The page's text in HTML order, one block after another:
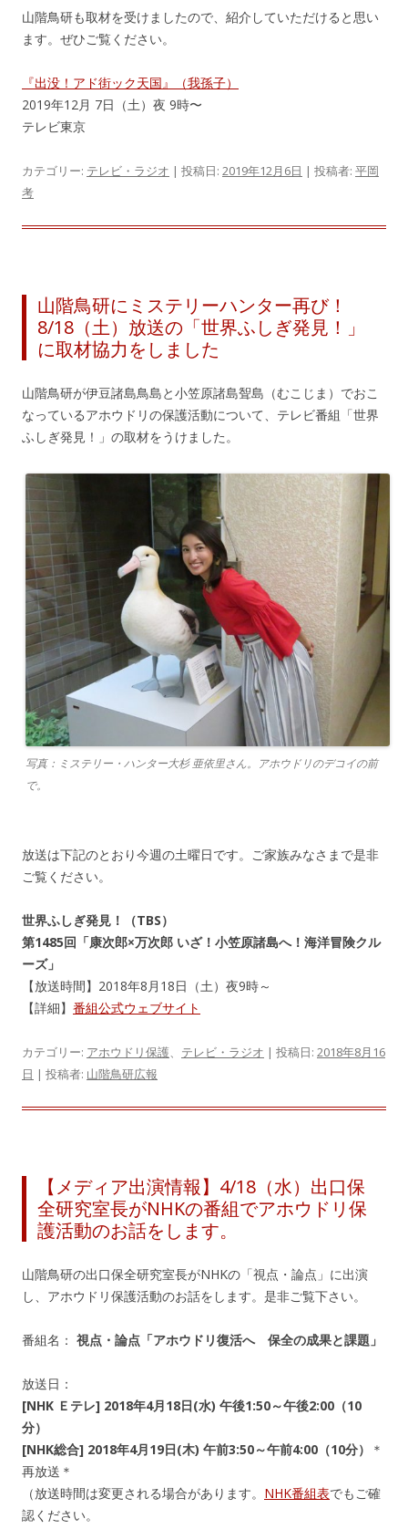
山階鳥研も取材を受けましたので、紹介していただけると思い
ます。ぜひご覧ください。
『出没！アド街ック天国』（我孫子）
2019年12月 7日（土）夜 9時〜
テレビ東京
カテゴリー: テレビ・ラジオ | 投稿日: 2019年12月6日 | 投稿者: 平岡
考
山階鳥研にミステリーハンター再び！
8/18（土）放送の「世界ふしぎ発見！」
に取材協力をしました
山階鳥研が伊豆諸島鳥島と小笠原諸島聟島（むこじま）でおこ
なっているアホウドリの保護活動について、テレビ番組「世界
ふしぎ発見！」の取材をうけました。
写真：ミステリー・ハンター大杉 亜依里さん。アホウドリのデコイの前
で。
放送は下記のとおり今週の土曜日です。ご家族みなさまで是非
ご覧ください。
世界ふしぎ発見！（TBS）
第1485回「康次郎×万次郎 いざ！小笠原諸島へ！海洋冒険クル
ーズ」
【放送時間】2018年8月18日（土）夜9時～
【詳細】 番組公式ウェブサイト
カテゴリー: アホウドリ保護、 テレビ・ラジオ | 投稿日: 2018年8月16
日 | 投稿者: 山階鳥研広報
【メディア出演情報】4/18（水）出口保
全研究室長がNHKの番組でアホウドリ保
護活動のお話をします。
山階鳥研の出口保全研究室長がNHKの「視点・論点」に出演
し、アホウドリ保護活動のお話をします。是非ご覧下さい。
番組名： 視点・論点「アホウドリ復活へ 保全の成果と課題」
放送日：
[NHK Ｅテレ] 2018年4月18日(水) 午後1:50～午後2:00（10
分）
[NHK総合] 2018年4月19日(木) 午前3:50～午前4:00（10分）
＊
再放送＊
（放送時間は変更される場合があります。 NHK番組表でもご確
認ください。